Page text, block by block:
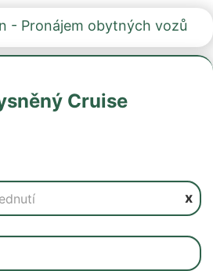
- Pronájem obytných vozů
Cruise
x